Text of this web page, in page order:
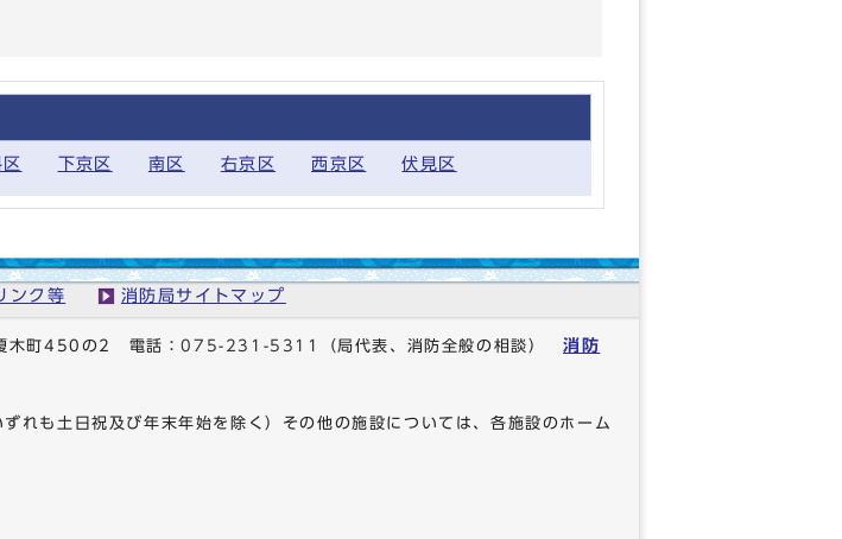
下京区 南区 右京区 西京区 伏見区
ンク等 消防局サイトマップ
木町450の2 電話：075-231-5311 （局代表、消防全般の相談）消防
も土日祝及び年末年始を除く）その他の施設については、各施設のホーム